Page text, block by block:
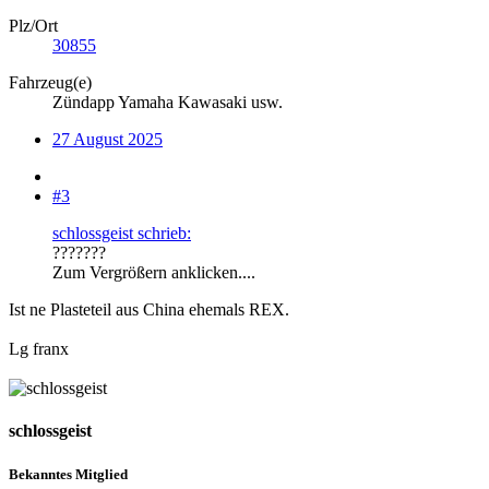
Plz/Ort
30855
Fahrzeug(e)
Zündapp Yamaha Kawasaki usw.
27 August 2025
#3
schlossgeist schrieb:
???????
Zum Vergrößern anklicken....
Ist ne Plasteteil aus China ehemals REX.
Lg franx
schlossgeist
Bekanntes Mitglied